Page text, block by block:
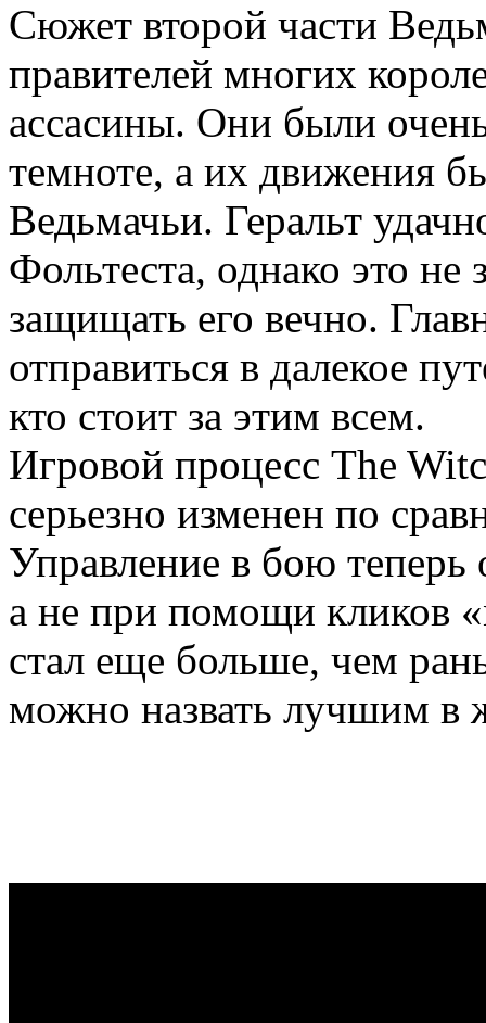
Сюжет второй части
правителей многих
ассасины. Они были
темноте, а их движения
Ведьмачьи. Геральт
Фольтеста, однако это не
защищать его вечно.
отправиться в далекое
кто стоит за этим всем.
Игровой процесс The
серьезно изменен по
Управление в бою теперь
а не при помощи кликов
стал еще больше, чем
можно назвать лучшим в